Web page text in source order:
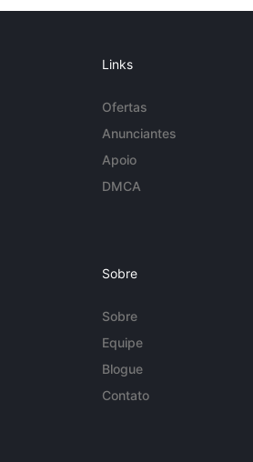
Links
Ofertas
Anunciantes
Apoio
DMCA
Sobre
Sobre
Equipe
Blogue
Contato